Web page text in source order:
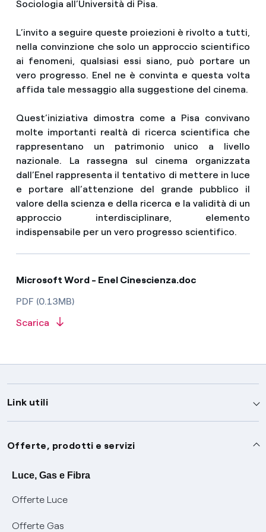
Sociologia all’Università di Pisa.
L’invito a seguire queste proiezioni è rivolto a tutti,
nella convinzione che solo un approccio scientifico
ai fenomeni, qualsiasi essi siano, può portare un
vero progresso. Enel ne è convinta e questa volta
affida tale messaggio alla suggestione del cinema.
Quest’iniziativa dimostra come a Pisa convivano
molte importanti realtà di ricerca scientifica che
rappresentano un patrimonio unico a livello
nazionale. La rassegna sul cinema organizzata
dall’Enel rappresenta il tentativo di mettere in luce
e portare all’attenzione del grande pubblico il
valore della scienza e della ricerca e la validità di un
approccio interdisciplinare, elemento
indispensabile per un vero progresso scientifico.
Microsoft Word - Enel Cinescienza.doc
PDF (0.13MB)
Scarica
Link utili
Assistenza
Avvisi
SOS luce e gas
Conciliazioni e risoluzione delle controversie
Servizi
Offerte, prodotti e servizi
Luce, Gas e Fibra
Offerte Luce
Offerte Gas